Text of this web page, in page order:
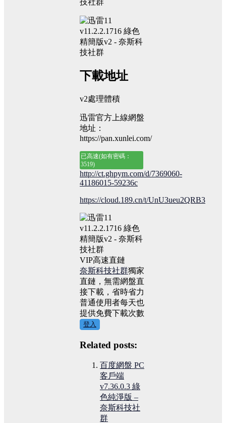
下載地址
v2處理體積
迅雷官方上線網盤
地址：
https://pan.xunlei.com/
已高速(如有密碼：
3519)
http://ct.ghpym.com/d/7369060-
41186015-59236c
https://cloud.189.cn/t/UnU3ueu2QRB3
VIP高速直鏈
奈斯科技社群獨家
直鏈，無需網盤直
接下載，省時省力
普通使用者每天也
提供免費下載次數
登入
Related posts:
百度網盤 PC
客戶端
v7.36.0.3 綠
色純淨版 –
奈斯科技社
群